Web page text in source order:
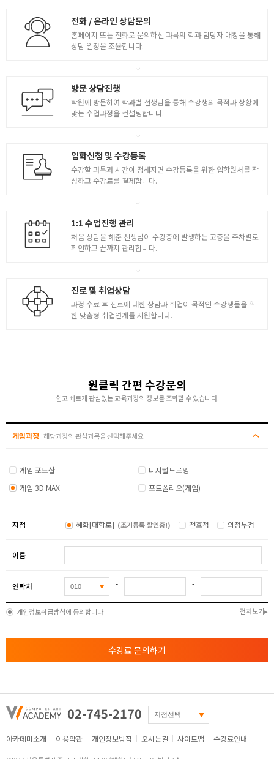
- 스컬핑 완료된 모델 데시메이션 최적화
- 3D MAX의 리토폴로지 기능 습득
- 3D MAX로 임포트 방법 및 기능 습득
- normal map 개념 이해 / 제작 방법 습득
- 3D MAX에서 제작한 normal map 적용 방법
- 머테리얼, 스마트 머테리얼, 스마트 마스크 기능
- 텍스쳐링 기능 / 텍스쳐 추출 기능
- 서브스턴스페인터 실습
- 예제를 통한 서브스턴스페인터 실습 진행
- 원화를 이용한 하이폴리곤 캐릭터 및 배경 및 모델링
하이폴리곤 ( 캐릭터 / 배경 ) 제작
- 효율적인 캐릭터
- 택스쳐 normal map 변환 기타 프로그램
- 지브러쉬를 활용한 tile map / 리토폴로지 작업
- 서브스턴스페인터를 활용한 채색
6
- 로우 폴리곤, 하이 폴리곤 포트폴리오 선택
( 자유 주제 포트폴리오 제작 )
- 1:1 피드백 후 모델링 보완 작업
[ 서브스턴스페인터를 활용 ]
전화 / 온라인 상담문의
홈페이지 또는 전화로 문의하신 과목의 학과 담당자 매칭을 통해
상담 일정을 조율합니다.
방문 상담진행
학원에 방문하여 학과별 선생님을 통해 수강생의 목적과 상황에
맞는 수업과정을 컨설팅합니다.
입학신청 및 수강등록
수강할 과목과 시간이 정해지면 수강등록을 위한 입학원서를 작
성하고 수강료를 결제합니다.
1:1 수업진행 관리
처음 상담을 해준 선생님이 수강중에 발생하는 고충을 주차별로
확인하고 끝까지 관리합니다.
진로 및 취업상담
과정 수료 후 진로에 대한 상담과 취업이 목적인 수강생들을 위
한 맞춤형 취업연계를 지원합니다.
원클릭 간편 수강문의
쉽고 빠르게 관심있는 교육과정의 정보를 조회할 수 있습니다.
게임과정 해당과정의 관심과목을 선택해주세요
게임 포토샵
디지털드로잉
게임 3D MAX
포트폴리오(게임)
지점 혜화[대학로] (조기등록 할인중!) 천호점 의정부점
이름
연락처 - -
개인정보취급방침에 동의합니다 전체보기
수강료 문의하기
02-745-2170
아카데미소개 이용약관 개인정보방침 오시는길 사이트맵 수강료안내